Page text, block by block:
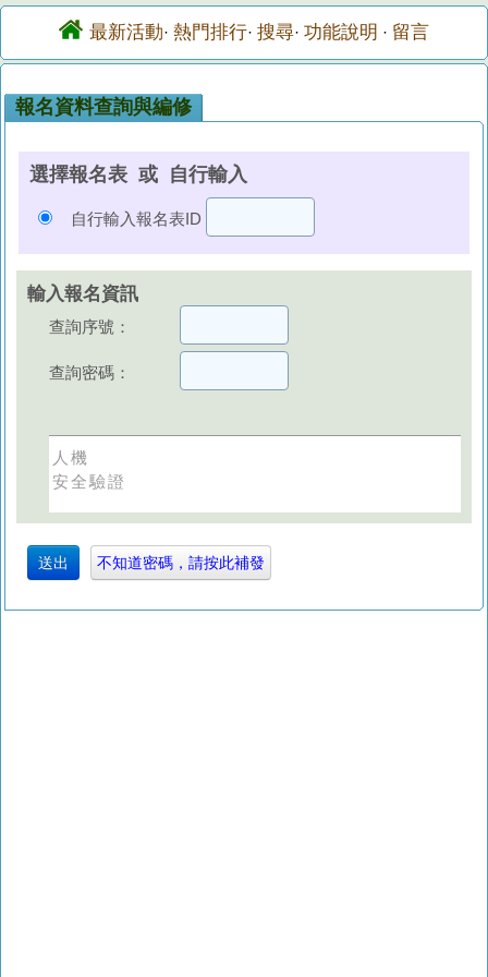
最新活動· 熱門排行· 搜尋· 功能說明 · 留言
報名資料查詢與編修
選擇報名表 或 自行輸入
自行輸入報名表ID
輸入報名資訊
查詢序號：
查詢密碼：
人機
安全驗證